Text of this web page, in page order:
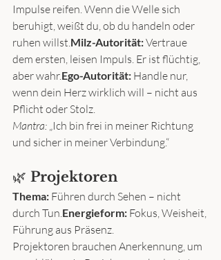
Impulse reifen. Wenn die Welle sich
beruhigt, weißt du, ob du handeln oder
ruhen willst.Milz-Autorität: Vertraue
dem ersten, leisen Impuls. Er ist flüchtig,
aber wahr.Ego-Autorität: Handle nur,
wenn dein Herz wirklich will – nicht aus
Pflicht oder Stolz.
Mantra: „Ich bin frei in meiner Richtung
und sicher in meiner Verbindung.“
🌿 Projektoren
Thema: Führen durch Sehen – nicht
durch Tun.Energieform: Fokus, Weisheit,
Führung aus Präsenz.
Projektoren brauchen Anerkennung, um